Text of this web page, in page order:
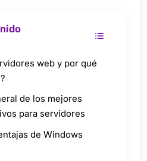
web y por qué
de los mejores
para servidores
de Windows